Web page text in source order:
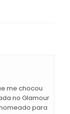
me chocou
no Glamour
para